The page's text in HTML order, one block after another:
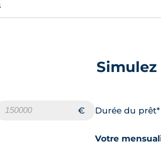
Durée du prêt*
Votre